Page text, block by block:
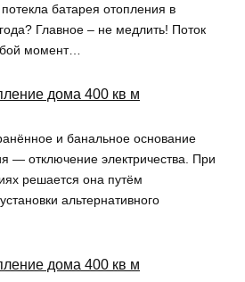
батарея отопления в
Главное – не медлить! Поток
момент…
дома 400 кв м
и банальное основание
— отключение электричества. При
решается она путём
альтернативного
дома 400 кв м